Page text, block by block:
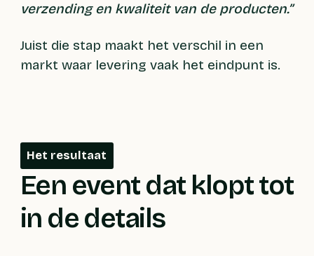
verzending en kwaliteit van de producten.”
Juist die stap maakt het verschil in een
markt waar levering vaak het eindpunt is.
Het resultaat
Een event dat klopt tot
in de details